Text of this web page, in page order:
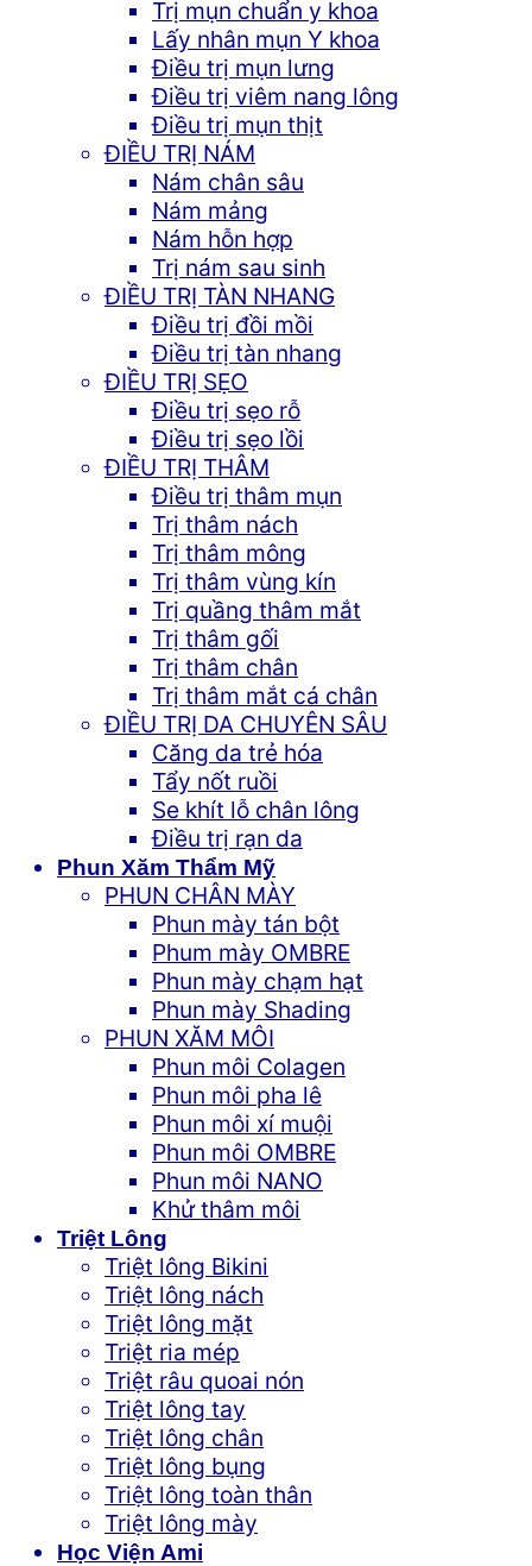
Trị mụn chuẩn y khoa
Lấy nhân mụn Y khoa
Điều trị mụn lưng
Điều trị viêm nang lông
Điều trị mụn thịt
ĐIỀU TRỊ NÁM
Nám chân sâu
Nám mảng
Nám hỗn hợp
Trị nám sau sinh
ĐIỀU TRỊ TÀN NHANG
Điều trị đồi mồi
Điều trị tàn nhang
ĐIỀU TRỊ SẸO
Điều trị sẹo rỗ
Điều trị sẹo lồi
ĐIỀU TRỊ THÂM
Điều trị thâm mụn
Trị thâm nách
Trị thâm mông
Trị thâm vùng kín
Trị quầng thâm mắt
Trị thâm gối
Trị thâm chân
Trị thâm mắt cá chân
ĐIỀU TRỊ DA CHUYÊN SÂU
Căng da trẻ hóa
Tẩy nốt ruồi
Se khít lỗ chân lông
Điều trị rạn da
Phun Xăm Thẩm Mỹ
PHUN CHÂN MÀY
Phun mày tán bột
Phum mày OMBRE
Phun mày chạm hạt
Phun mày Shading
PHUN XĂM MÔI
Phun môi Colagen
Phun môi pha lê
Phun môi xí muội
Phun môi OMBRE
Phun môi NANO
Khử thâm môi
Triệt Lông
Triệt lông Bikini
Triệt lông nách
Triệt lông mặt
Triệt ria mép
Triệt râu quoai nón
Triệt lông tay
Triệt lông chân
Triệt lông bụng
Triệt lông toàn thân
Triệt lông mày
Học Viện Ami